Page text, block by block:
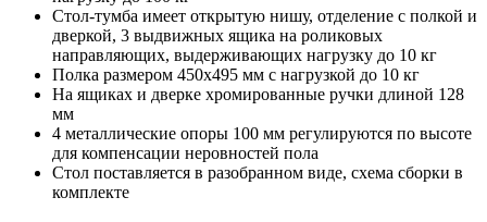
Стол-тумба имеет открытую нишу, отделение с полкой и
дверкой, 3 выдвижных ящика на роликовых
направляющих, выдерживающих нагрузку до 10 кг
Полка размером 450x495 мм с нагрузкой до 10 кг
На ящиках и дверке хромированные ручки длиной 128
мм
4 металлические опоры 100 мм регулируются по высоте
для компенсации неровностей пола
Стол поставляется в разобранном виде, схема сборки в
комплекте